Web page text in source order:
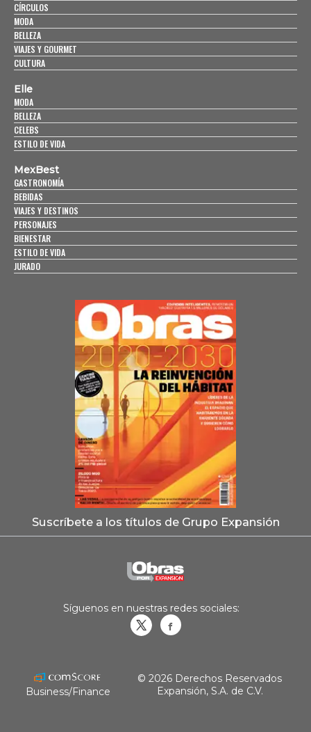
CÍRCULOS
MODA
BELLEZA
VIAJES Y GOURMET
CULTURA
Elle
MODA
BELLEZA
CELEBS
ESTILO DE VIDA
MexBest
GASTRONOMÍA
BEBIDAS
VIAJES Y DESTINOS
PERSONAJES
BIENESTAR
ESTILO DE VIDA
JURADO
Suscríbete a los títulos de Grupo Expansión
Síguenos en nuestras redes sociales:
Business/Finance
© 2026 Derechos Reservados
Expansión, S.A. de C.V.